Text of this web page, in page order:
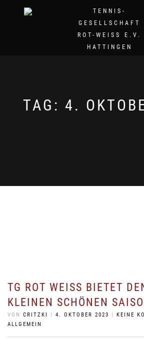
TENNIS-
GESELLSCHAFT
ROT-WEISS E.V.
HATTINGEN
TAG: 4.
TG ROT WEISS BIETET DEN
LEINEN SCHÖNEN
VON CRITZKI | 4. OKTOBER 2023 | KEINE
ALLGEMEIN